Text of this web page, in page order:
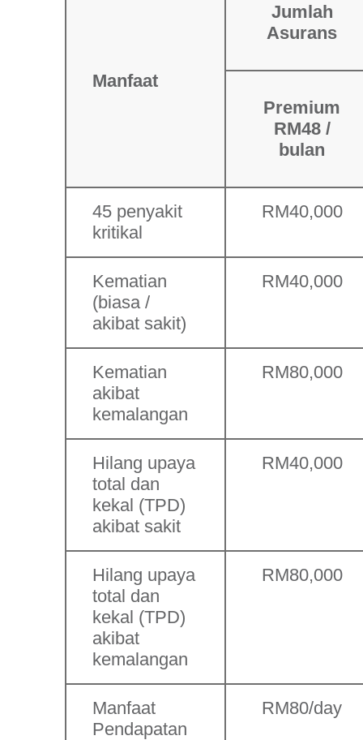
Manfaat
Jumlah
Asurans
Premium
RM48 /
bulan
45 penyakit
kritikal
RM40,000
Kematian
(biasa /
akibat sakit)
RM40,000
Kematian
akibat
kemalangan
RM80,000
Hilang upaya
total dan
kekal (TPD)
akibat sakit
RM40,000
Hilang upaya
total dan
kekal (TPD)
akibat
kemalangan
RM80,000
Manfaat
Pendapatan
RM80/day